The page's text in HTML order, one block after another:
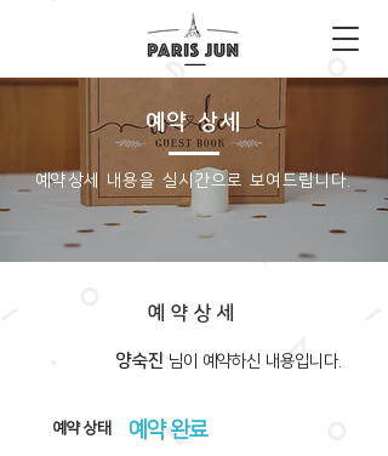
예약 상세
​예약상세 내용을 실시간으로 보여드립니다.
예약상세
양숙진 ​님이 예약하신 내용입니다.
​예약 상태 예약 완료